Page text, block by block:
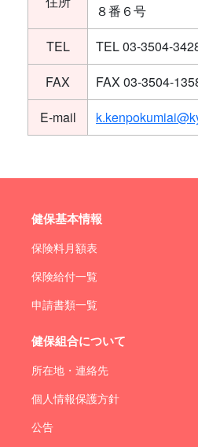
８番６号
TEL
TEL 03-3504-
FAX
FAX 03-3504-
E-mail
健保基本情報
保険料月額表
保険給付一覧
申請書類一覧
健保組合について
所在地・連絡先
個人情報保護方針
公告